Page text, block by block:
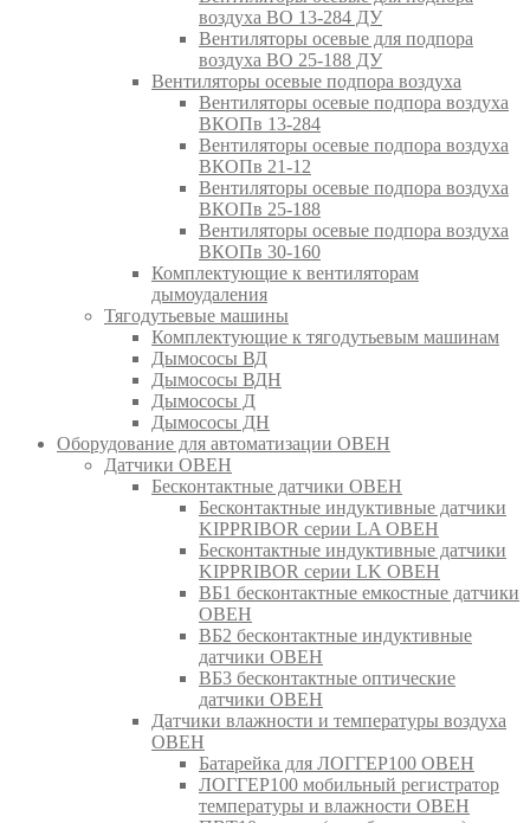
воздуха ВО 13-284 ДУ
Вентиляторы осевые для подпора
воздуха ВО 25-188 ДУ
Вентиляторы осевые подпора воздуха
Вентиляторы осевые подпора воздуха
ВКОПв 13-284
Вентиляторы осевые подпора воздуха
ВКОПв 21-12
Вентиляторы осевые подпора воздуха
ВКОПв 25-188
Вентиляторы осевые подпора воздуха
ВКОПв 30-160
Комплектующие к вентиляторам
дымоудаления
Тягодутьевые машины
Комплектующие к тягодутьевым машинам
Дымососы ВД
Дымососы ВДН
Дымососы Д
Дымососы ДН
Оборудование для автоматизации ОВЕН
Датчики ОВЕН
Бесконтактные датчики ОВЕН
Бесконтактные индуктивные датчики
KIPPRIBOR серии LA ОВЕН
Бесконтактные индуктивные датчики
KIPPRIBOR серии LK ОВЕН
ВБ1 бесконтактные емкостные датчики
ОВЕН
ВБ2 бесконтактные индуктивные
датчики ОВЕН
ВБ3 бесконтактные оптические
датчики ОВЕН
Датчики влажности и температуры воздуха
ОВЕН
Батарейка для ЛОГГЕР100 ОВЕН
ЛОГГЕР100 мобильный регистратор
температуры и влажности ОВЕН